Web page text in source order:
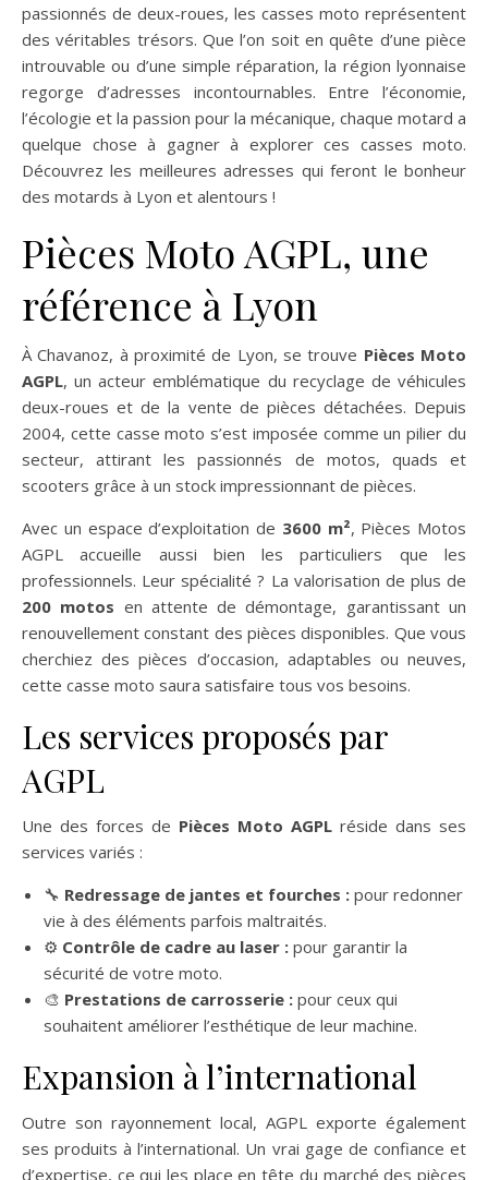
passionnés de deux-roues, les casses moto représentent
des véritables trésors. Que l’on soit en quête d’une pièce
introuvable ou d’une simple réparation, la région lyonnaise
regorge d’adresses incontournables. Entre l’économie,
l’écologie et la passion pour la mécanique, chaque motard a
quelque chose à gagner à explorer ces casses moto.
Découvrez les meilleures adresses qui feront le bonheur
des motards à Lyon et alentours !
Pièces Moto AGPL, une
référence à Lyon
À Chavanoz, à proximité de Lyon, se trouve Pièces Moto
AGPL, un acteur emblématique du recyclage de véhicules
deux-roues et de la vente de pièces détachées. Depuis
2004, cette casse moto s’est imposée comme un pilier du
secteur, attirant les passionnés de motos, quads et
scooters grâce à un stock impressionnant de pièces.
Avec un espace d’exploitation de 3600 m², Pièces Motos
AGPL accueille aussi bien les particuliers que les
professionnels. Leur spécialité ? La valorisation de plus de
200 motos en attente de démontage, garantissant un
renouvellement constant des pièces disponibles. Que vous
cherchiez des pièces d’occasion, adaptables ou neuves,
cette casse moto saura satisfaire tous vos besoins.
Les services proposés par
AGPL
Une des forces de Pièces Moto AGPL réside dans ses
services variés :
🔧 Redressage de jantes et fourches : pour redonner
vie à des éléments parfois maltraités.
⚙️ Contrôle de cadre au laser : pour garantir la
sécurité de votre moto.
🎨 Prestations de carrosserie : pour ceux qui
souhaitent améliorer l’esthétique de leur machine.
Expansion à l’international
Outre son rayonnement local, AGPL exporte également
ses produits à l’international. Un vrai gage de confiance et
d’expertise, ce qui les place en tête du marché des pièces